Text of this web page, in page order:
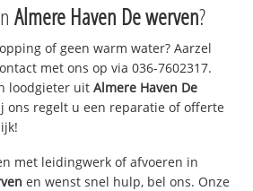
Almere Haven De werven?
of geen warm water? Aarzel
met ons op via 036-7602317.
loodgieter uitAlmere Haven De
ons regelt u een reparatie of offerte
met leidingwerk of afvoeren in
en wenst snel hulp, bel ons. Onze